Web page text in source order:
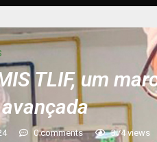
TLIF, um
0 comments 374views